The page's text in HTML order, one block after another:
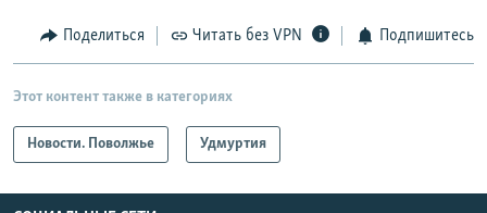
Поделиться Читать без VPN Подпишитесь
Этот контент также в категориях
Новости. Поволжье Удмуртия